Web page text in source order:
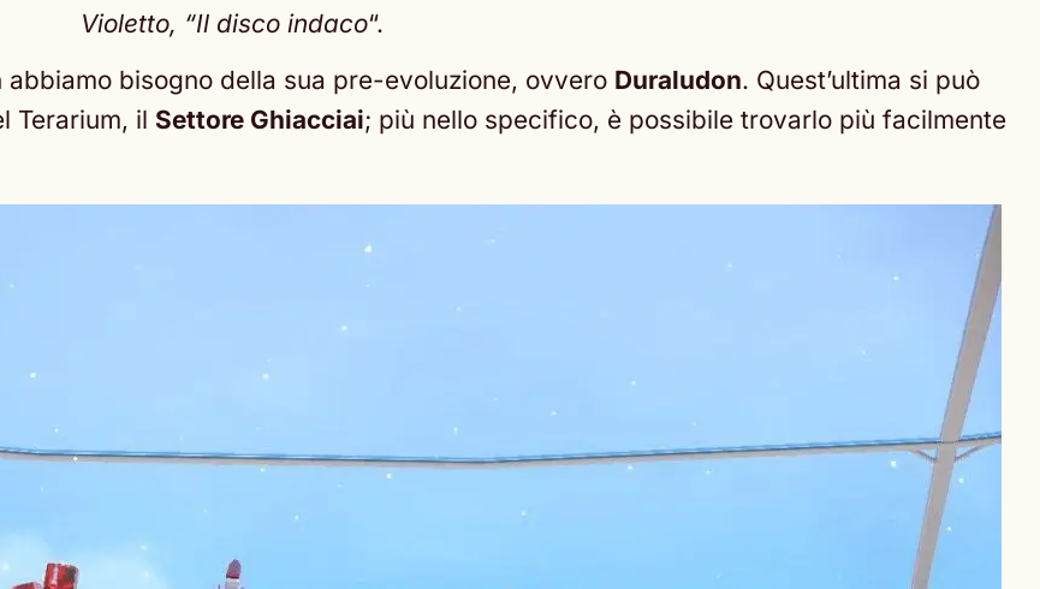
Violetto, “Il disco indaco“.
bisogno della sua pre-evoluzione, ovvero Duraludon. Quest’ultima si può
Terarium, il Settore Ghiacciai; più nello specifico, è possibile trovarlo più facilmente